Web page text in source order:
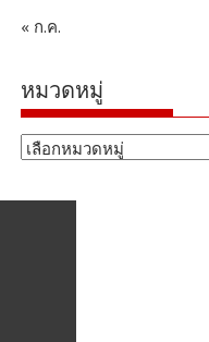
« ก.ค.
หมวดหมู่
หมวด